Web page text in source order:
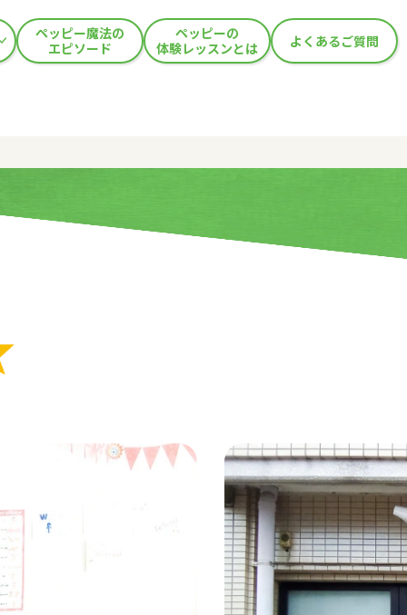
ペッピー魔法の
エピソード
ペッピーの
体験レッスンとは
よくあるご質問